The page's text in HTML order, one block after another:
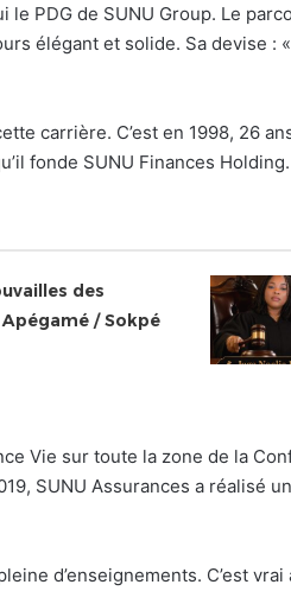
le PDG de SUNU Group. Le
élégant et solide. Sa devise :
carrière. C’est en 1998, 26
fonde SUNU Finances
des
/ Sokpé
Vie sur toute la zone de la
SUNU Assurances a réalisé
d’enseignements. C’est